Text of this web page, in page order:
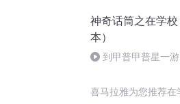
神奇话筒之在学
本）
到甲普甲普星一游
喜马拉雅为您推荐在